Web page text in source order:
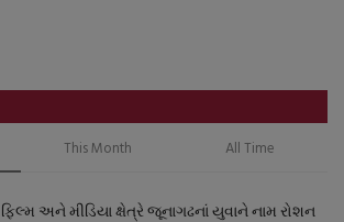
This Month All Time
ફિલ્મ અને મીડિયા ક્ષેત્રે જૂનાગઢનાં યુવાને નામ રોશન